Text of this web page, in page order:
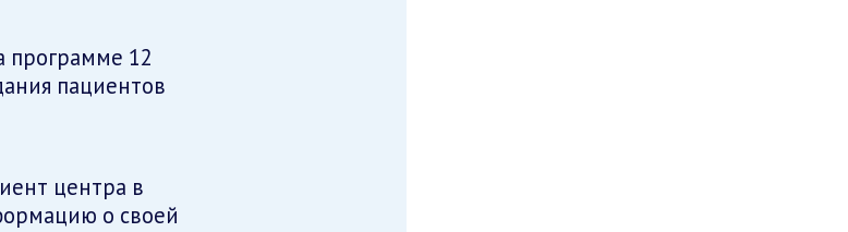
программе 12
пациентов
центра в
о своей